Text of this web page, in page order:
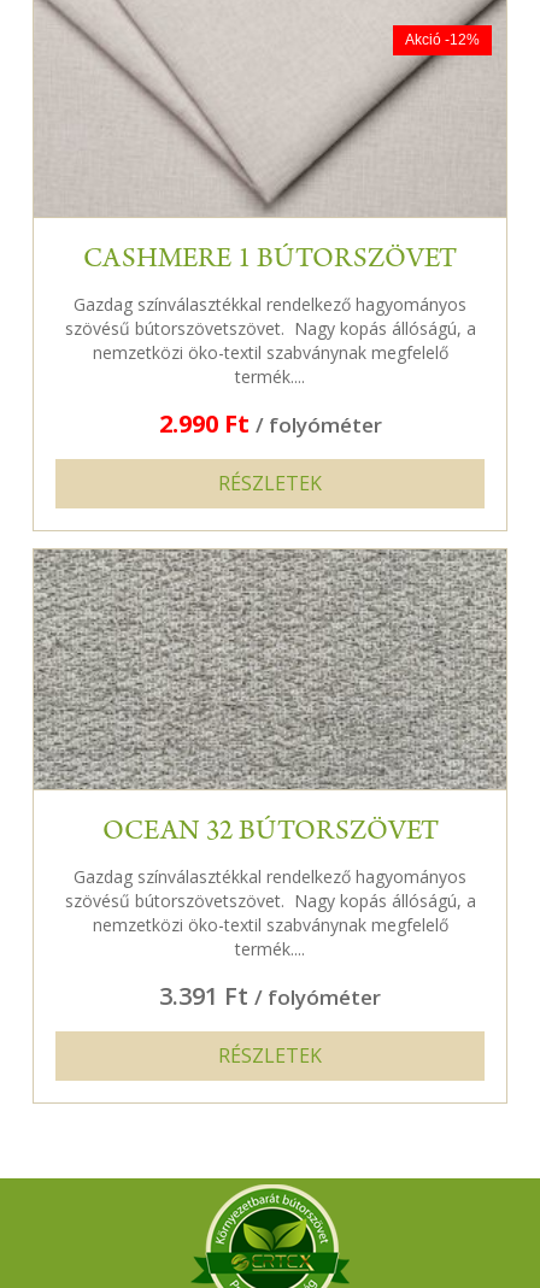
Akció -12%
CASHMERE 1 BÚTORSZÖVET
Gazdag színválasztékkal rendelkező hagyományos
szövésű bútorszövetszövet. Nagy kopás állóságú, a
nemzetközi öko-textil szabványnak megfelelő
termék....
2.990 Ft / folyóméter
RÉSZLETEK
OCEAN 32 BÚTORSZÖVET
Gazdag színválasztékkal rendelkező hagyományos
szövésű bútorszövetszövet. Nagy kopás állóságú, a
nemzetközi öko-textil szabványnak megfelelő
termék....
3.391 Ft / folyóméter
RÉSZLETEK